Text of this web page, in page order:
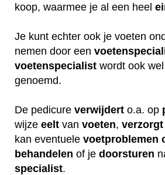
koop, waarmee je al een heel
Je kunt echter ook je voeten
nemen door een
voetenspecialist wordt ook
genoemd.
De pedicure verwijdert o.a. op
wijze eelt van voeten, verzorgt
kan eventuele voetproblemen
behandelen of je doorsturen
specialist.